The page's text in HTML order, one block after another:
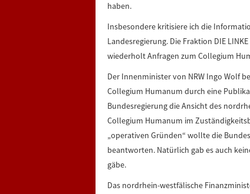
haben.
Insbesondere kritisiere ich die
Landesregierung. Die Fraktion DIE
wiederholt Anfragen zum Collegium
Der Innenminister von NRW Ingo Wolf
Collegium Humanum durch eine
Bundesregierung die Ansicht des
Collegium Humanum im
„operativen Gründen“ wollte die
beantworten. Natürlich gab es auch
gäbe.
Das nordrhein-westfälische